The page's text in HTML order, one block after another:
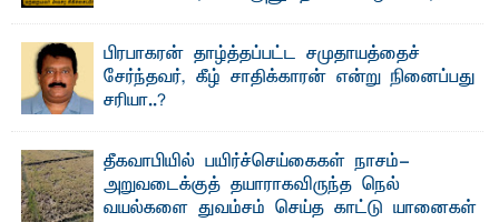
பாண்டிருப்பு ...பிரபாகரன் தாழ்த்தப்பட்ட சமுதாயத்தைச்
சேர்ந்தவர், கீழ் சாதிக்காரன் என்று நினைப்பது
சரியா..?
தீகவாபியில் பயிர்ச்செய்கைகள் நாசம்-
அறுவடைக்குத் தயாராகவிருந்த நெல்
வயல்களை துவம்சம் செய்த காட்டு யானைகள்